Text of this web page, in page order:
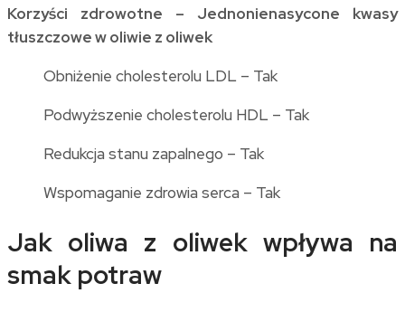
Korzyści zdrowotne – Jednonienasycone kwasy
tłuszczowe w oliwie z oliwek
Obniżenie cholesterolu LDL – Tak
Podwyższenie cholesterolu HDL – Tak
Redukcja stanu zapalnego – Tak
Wspomaganie zdrowia serca – Tak
Jak oliwa z oliwek wpływa na
smak potraw